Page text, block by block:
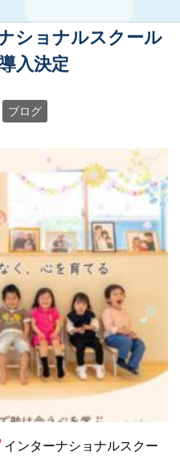
ショナルスクール
入決定
ブログ
インターナショナルスクー